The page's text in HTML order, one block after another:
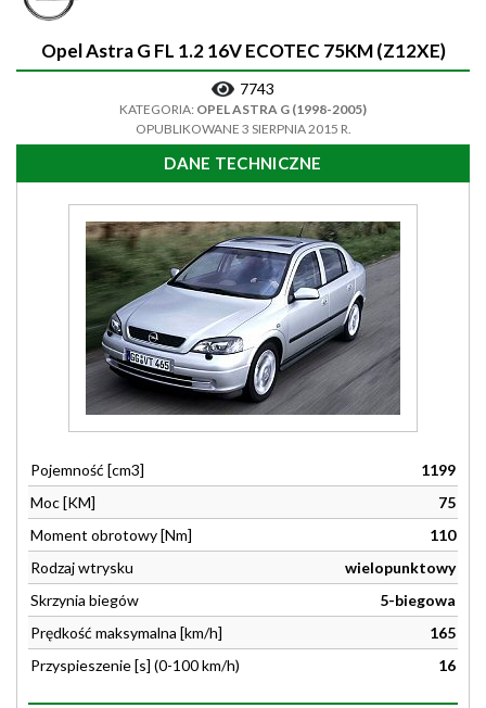
Opel Astra G FL 1.2 16V ECOTEC 75KM (Z12XE)
7743
KATEGORIA: OPEL ASTRA G (1998-2005)
OPUBLIKOWANE 3 SIERPNIA 2015 R.
DANE TECHNICZNE
Pojemność [cm3]
1199
Moc [KM]
75
Moment obrotowy [Nm]
110
Rodzaj wtrysku
wielopunktowy
Skrzynia biegów
5-biegowa
Prędkość maksymalna [km/h]
165
Przyspieszenie [s] (0-100 km/h)
16